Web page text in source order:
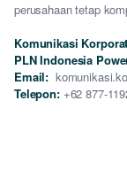
perusahaan tetap
Komunikasi Korporat
PLN Indonesia
Email:
Telepon:+62 877-